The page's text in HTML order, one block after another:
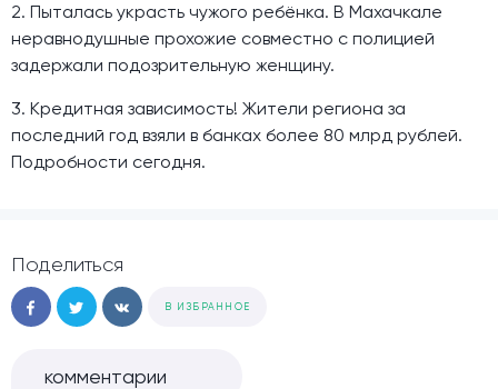
2. Пыталась украсть чужого ребёнка. В Махачкале
неравнодушные прохожие совместно с полицией
задержали подозрительную женщину.
3. Кредитная зависимость! Жители региона за
последний год взяли в банках более 80 млрд рублей.
Подробности сегодня.
Поделиться
В ИЗБРАННОЕ
комментарии